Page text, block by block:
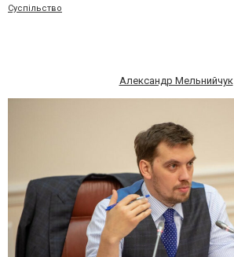
Суспільство
Александр Мельнийчук